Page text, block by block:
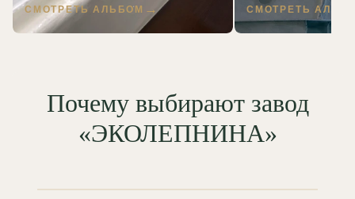
СМОТРЕТЬ АЛЬБОМ СМОТРЕТЬ
Почему выбирают завод
«ЭКОЛЕПНИНА»